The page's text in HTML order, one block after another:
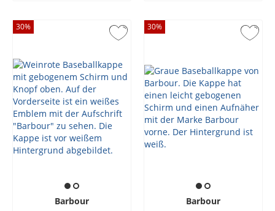
30%
Barbour
30%
Barbour